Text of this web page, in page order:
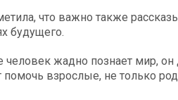
что важно также
будущего.
человек жадно познает мир,
взрослые, не только